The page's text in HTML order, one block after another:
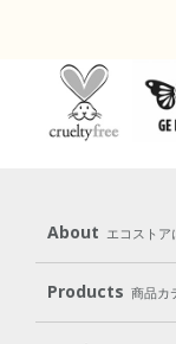
About エコストア
メッセージ
パッケー
Products 商品カ